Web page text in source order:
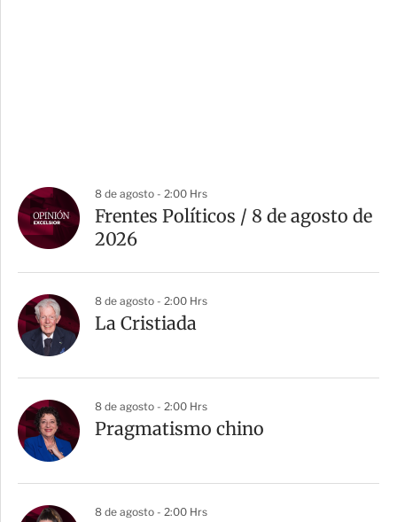
8 de agosto - 2:00 Hrs
Frentes Políticos / 8 de agosto de
2026
8 de agosto - 2:00 Hrs
La Cristiada
8 de agosto - 2:00 Hrs
Pragmatismo chino
8 de agosto - 2:00 Hrs